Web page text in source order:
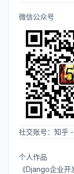
微信公众号
社交账号： 知乎 -
个人作品
《Django企业开